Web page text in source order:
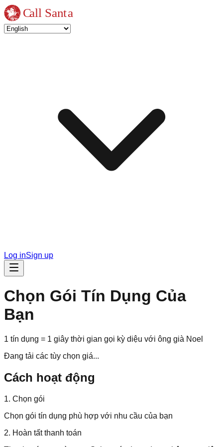
Log inSign up
Chọn Gói Tín Dụng Của
Bạn
1 tín dụng = 1 giây thời gian gọi kỳ diệu với ông già Noel
Đang tải các tùy chọn giá...
Cách hoạt động
1. Chọn gói
Chọn gói tín dụng phù hợp với nhu cầu của bạn
2. Hoàn tất thanh toán